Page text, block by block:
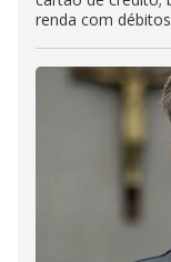
renda com débitos